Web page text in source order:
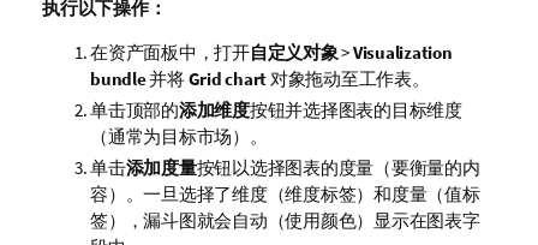
执行以下操作：
在资产面板中，打开自定义对象>Visualization
bundle并将Grid chart对象拖动至工作表。
单击顶部的添加维度按钮并选择图表的目标维度
（通常为目标市场）。
单击添加度量按钮以选择图表的度量（要衡量的内
容）。一旦选择了维度（维度标签）和度量（值标
签），漏斗图就会自动（使用颜色）显示在图表字